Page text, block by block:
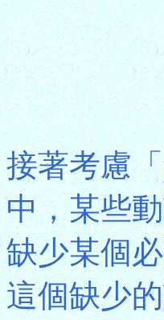
接著考慮
中，某些
缺少某個
這個缺少